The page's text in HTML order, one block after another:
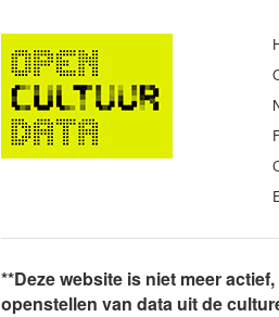
**Deze website is niet meer
openstellen van data uit de